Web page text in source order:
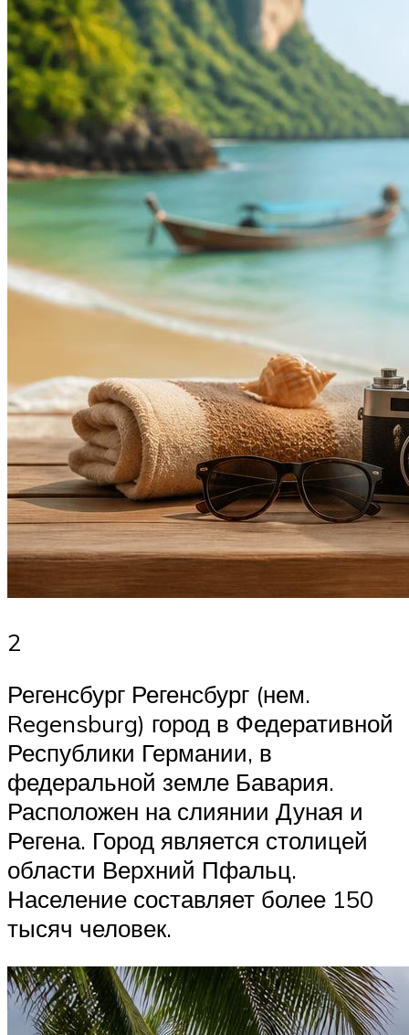
2
Регенсбург Регенсбург (нем.
Regensburg) город в Федеративной
Республики Германии, в
федеральной земле Бавария.
Расположен на слиянии Дуная и
Регена. Город является столицей
области Верхний Пфальц.
Население составляет более 150
тысяч человек.